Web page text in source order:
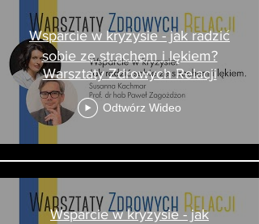
Wsparcie w kryzysie - jak radzić
sobie ze strachem i lękiem?
Warsztaty Zdrowych Relacji
Odtwórz Wideo
Wsparcie w kryzysie - jak